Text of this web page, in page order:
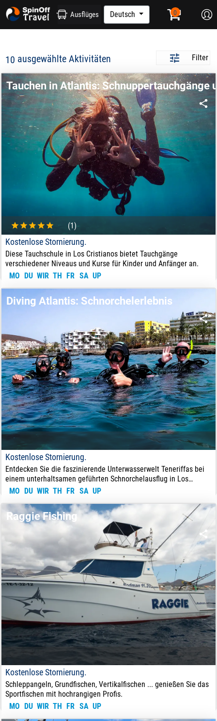
Ausflüges Deutsch
10 ausgewählte Aktivitäten Filter
(1)
Tauchen in Atlantis: Schnuppertauchgänge
Kostenlose Stornierung.
Diese Tauchschule in Los Cristianos bietet Tauchgänge
verschiedener Niveaus und Kurse für Kinder und Anfänger an.
MO DU WIR TH FR SA UP
VON:30€
Diving Atlantis: Schnorchelerlebnis
Kostenlose Stornierung.
Entdecken Sie die faszinierende Unterwasserwelt Teneriffas bei
einem unterhaltsamen geführten Schnorchelausflug in Los
Cristianos.
MO DU WIR TH FR SA UP
VON:45
Raggie Fishing
Kostenlose Stornierung.
Schleppangeln, Grundfischen, Vertikalfischen ... genießen Sie das
Sportfischen mit hochrangigen Profis.
MO DU WIR TH FR SA UP